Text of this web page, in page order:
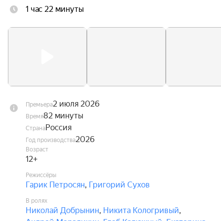
из рукава» запасной план, который срабатывает.
1 час 22 минуты
Премьера2 июля 2026
Время82 минуты
СтранаРоссия
Год производства2026
Возраст
12+
Режиссёры
Гарик Петросян, Григорий Сухов
В ролях
Николай Добрынин, Никита Кологривый,